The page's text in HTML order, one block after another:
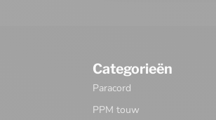
Categorieën
Paracord
PPM touw